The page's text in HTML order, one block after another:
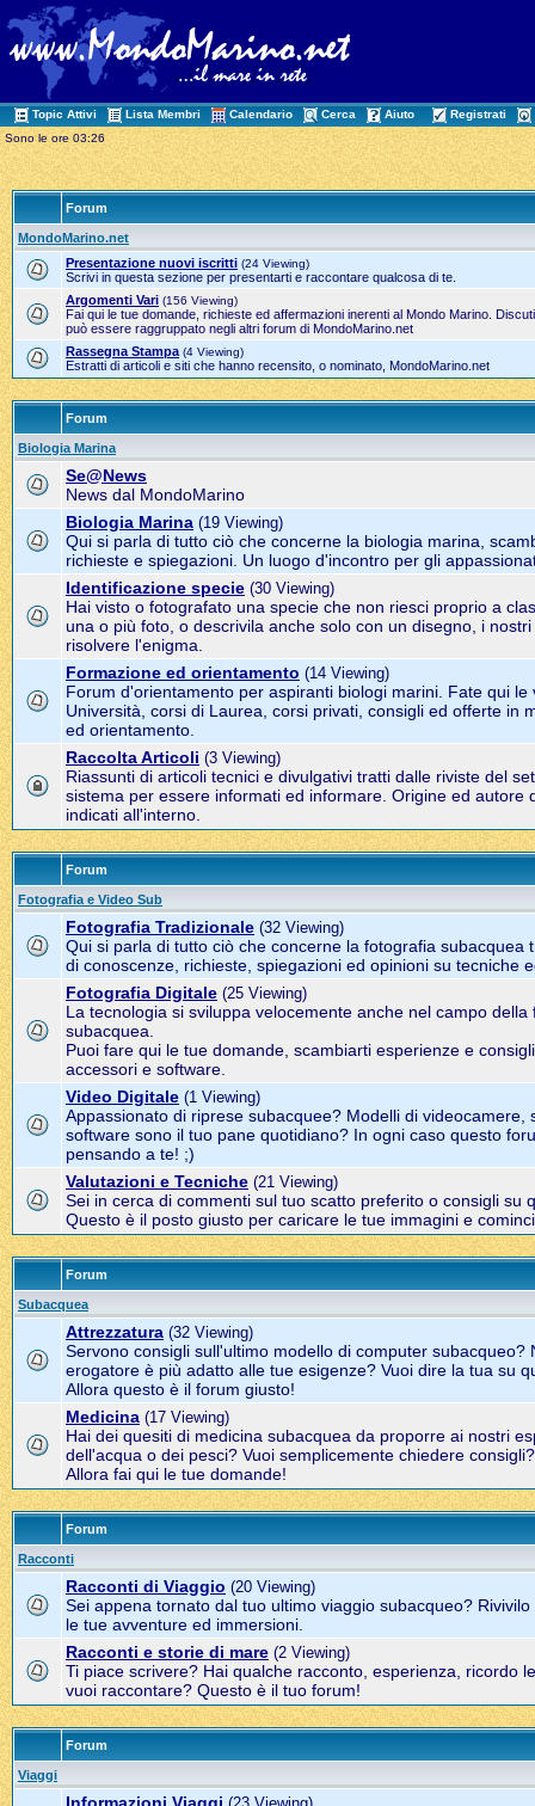
Topic Attivi Lista Membri Calendario Cerca Aiuto
Registrati
Sono le ore 03:26
Forum
MondoMarino.net
Presentazione nuovi iscritti (24 Viewing)
Scrivi in questa sezione per presentarti e raccontare qualcosa di te.
Argomenti Vari (156 Viewing)
Fai qui le tue domande, richieste ed affermazioni inerenti al Mondo Marino.
può essere raggruppato negli altri forum di MondoMarino.net
Rassegna Stampa (4 Viewing)
Estratti di articoli e siti che hanno recensito, o nominato, MondoMarino.net
Forum
Biologia Marina
Se@News
News dal MondoMarino
Biologia Marina (19 Viewing)
Qui si parla di tutto ciò che concerne la biologia marina,
richieste e spiegazioni. Un luogo d'incontro per gli
Identificazione specie (30 Viewing)
Hai visto o fotografato una specie che non riesci proprio a
una o più foto, o descrivila anche solo con un disegno, i
risolvere l'enigma.
Formazione ed orientamento (14 Viewing)
Forum d'orientamento per aspiranti biologi marini. Fate qui le
Università, corsi di Laurea, corsi privati, consigli ed offerte in
ed orientamento.
Raccolta Articoli (3 Viewing)
Riassunti di articoli tecnici e divulgativi tratti dalle riviste del
sistema per essere informati ed informare. Origine ed autore
indicati all'interno.
Forum
Fotografia e Video Sub
Fotografia Tradizionale (32 Viewing)
Qui si parla di tutto ciò che concerne la fotografia subacquea
di conoscenze, richieste, spiegazioni ed opinioni su tecniche
Fotografia Digitale (25 Viewing)
La tecnologia si sviluppa velocemente anche nel campo della
subacquea.
Puoi fare qui le tue domande, scambiarti esperienze e
accessori e software.
Video Digitale (1 Viewing)
Appassionato di riprese subacquee? Modelli di videocamere,
software sono il tuo pane quotidiano? In ogni caso questo
pensando a te! ;)
Valutazioni e Tecniche (21 Viewing)
Sei in cerca di commenti sul tuo scatto preferito o consigli su
Questo è il posto giusto per caricare le tue immagini e
Forum
Subacquea
Attrezzatura (32 Viewing)
Servono consigli sull'ultimo modello di computer subacqueo?
erogatore è più adatto alle tue esigenze? Vuoi dire la tua su
Allora questo è il forum giusto!
Medicina (17 Viewing)
Hai dei quesiti di medicina subacquea da proporre ai nostri
dell'acqua o dei pesci? Vuoi semplicemente chiedere consigli?
Allora fai qui le tue domande!
Forum
Racconti
Racconti di Viaggio (20 Viewing)
Sei appena tornato dal tuo ultimo viaggio subacqueo?
le tue avventure ed immersioni.
Racconti e storie di mare (2 Viewing)
Ti piace scrivere? Hai qualche racconto, esperienza, ricordo
vuoi raccontare? Questo è il tuo forum!
Forum
Viaggi